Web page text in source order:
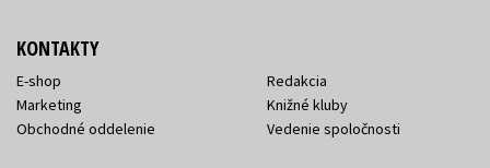
KONTAKTY
E-shop
Marketing
Obchodné oddelenie
Redakcia
Knižné kluby
Vedenie spoločnosti